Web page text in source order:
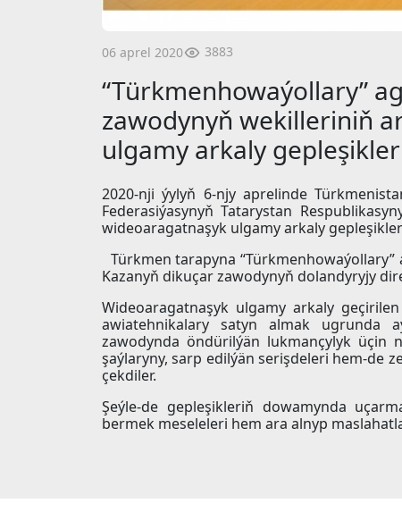
06 aprel 2020 3883
“Türkmenhowaýollary”
zawodynyň wekilleriniň
ulgamy arkaly gepleşikler
2020-nji ýylyň 6-njy aprelinde
Federasiýasynyň Tatarystan
wideoaragatnaşyk ulgamy arkaly
Türkmen tarapyna
Kazanyň dikuçar zawodynyň dolandyryjy
Wideoaragatnaşyk ulgamy arkaly
awiatehnikalary satyn almak ugrunda
zawodynda öndürilýän lukmançylyk üçin
şaýlaryny, sarp edilýän serişdeleri hem-de
çekdiler.
Şeýle-de gepleşikleriň dowamynda
bermek meseleleri hem ara alnyp